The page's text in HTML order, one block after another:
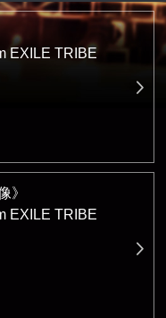
EXILE TRIBE
》
EXILE TRIBE